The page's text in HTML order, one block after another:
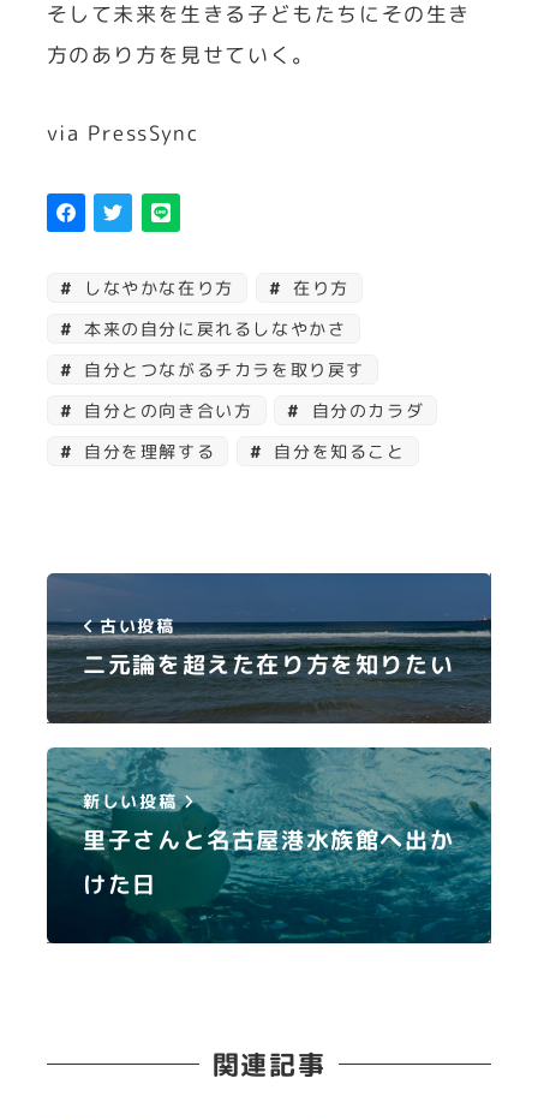
そして未来を生きる子どもたちにその生き
方のあり方を見せていく。
via PressSync
しなやかな在り方
在り方
本来の自分に戻れるしなやかさ
自分とつながるチカラを取り戻す
自分との向き合い方
自分のカラダ
自分を理解する
自分を知ること
古い投稿
二元論を超えた在り方を知りたい
新しい投稿
里子さんと名古屋港水族館へ出か
けた日
関連記事